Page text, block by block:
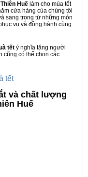
Huế làm cho mùa tết
cửa hàng của chúng tôi
sang trọng từ những món
vụ và đồng hành cùng
tết ý nghĩa tặng người
cũng có thể chọn các
tết
và chất lượng
Huế